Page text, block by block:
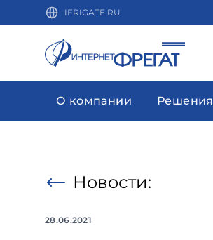
IFRIGATE.RU
О компании Решения
Новости:
28.06.2021